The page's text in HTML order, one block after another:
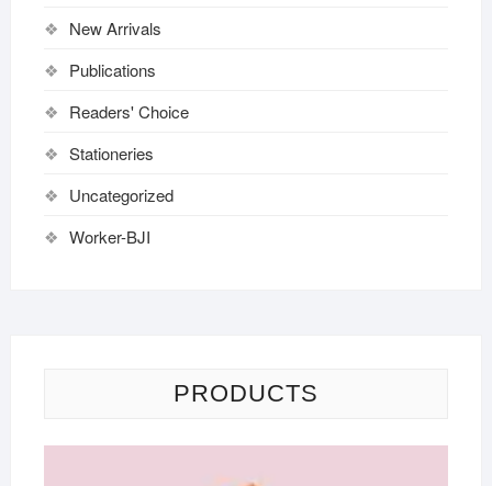
New Arrivals
Publications
Readers' Choice
Stationeries
Uncategorized
Worker-BJI
PRODUCTS